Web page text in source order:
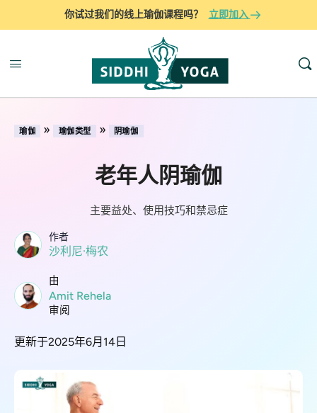
你试过我们的线上瑜伽课程吗？ 立即加入
瑜伽 » 瑜伽类型 » 阴瑜伽
老年人阴瑜伽
主要益处、使用技巧和禁忌症
作者
沙利尼·梅农
由
Amit Rehela
审阅
更新于2025年6月14日